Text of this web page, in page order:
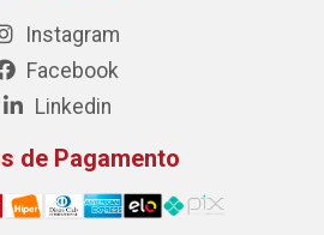
Instagram
Facebook
Linkedin
de Pagamento